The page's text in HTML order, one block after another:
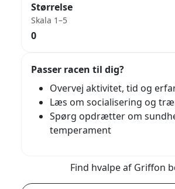
Størrelse
Skala 1–5
0
Passer racen til dig?
Overvej aktivitet, tid og
Læs om socialisering og
Spørg opdrætter om
temperament
Find hvalpe af Griffon